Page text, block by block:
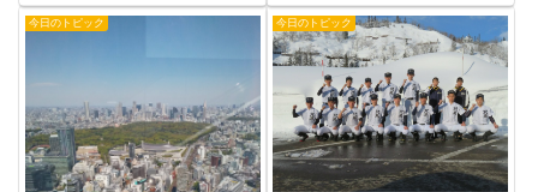
今日のトピック 今日のトピック